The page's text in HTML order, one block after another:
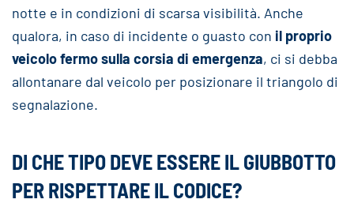
notte e in condizioni di scarsa visibilità. Anche
qualora, in caso di incidente o guasto con il proprio
veicolo fermo sulla corsia di emergenza, ci si debba
allontanare dal veicolo per posizionare il triangolo di
segnalazione.
DI CHE TIPO DEVE ESSERE IL GIUBBOTTO
PER RISPETTARE IL CODICE?